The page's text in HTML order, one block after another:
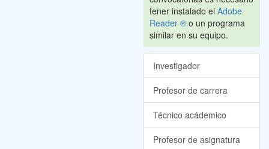
tener instalado el Adobe
Reader ® o un programa
similar en su equipo.
Investigador
Profesor de carrera
Técnico acádemico
Profesor de asignatura